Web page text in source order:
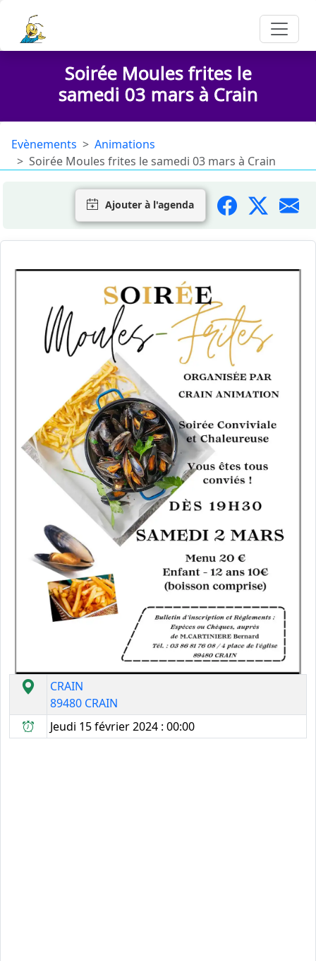
Soirée Moules frites le
samedi 03 mars à Crain
Evènements
Animations
Soirée Moules frites le samedi 03 mars à Crain
Ajouter à l'agenda
CRAIN
89480 CRAIN
Jeudi 15 février 2024 : 00:00